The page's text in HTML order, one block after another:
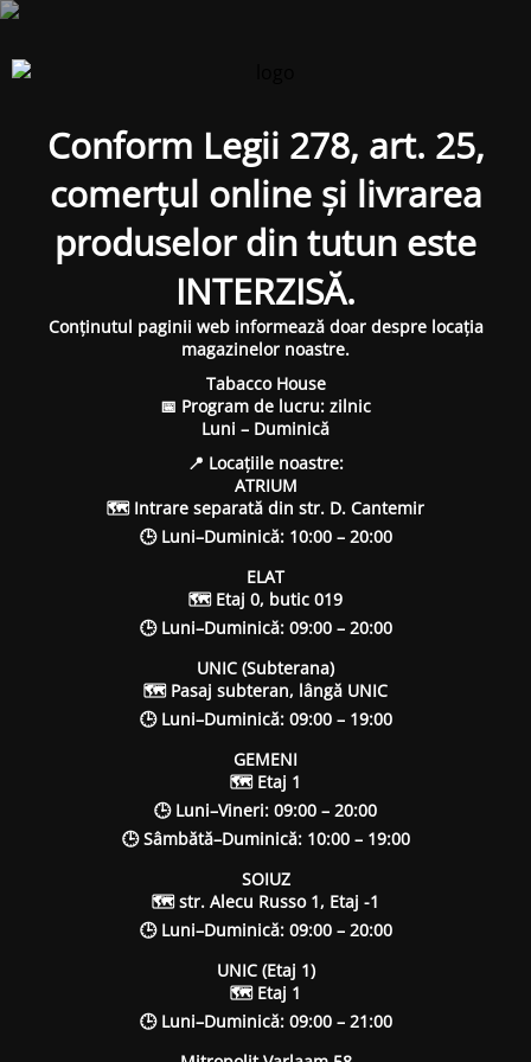
Conform Legii 278, art. 25,
comerțul online și livrarea
produselor din tutun este
INTERZISĂ.
Conținutul paginii web informează doar despre locația
magazinelor noastre.
Tabacco House
📅 Program de lucru: zilnic
Luni – Duminică
📍 Locațiile noastre:
ATRIUM
🗺 Intrare separată din str. D. Cantemir
🕒 Luni–Duminică: 10:00 – 20:00
ELAT
🗺 Etaj 0, butic 019
🕒 Luni–Duminică: 09:00 – 20:00
UNIC (Subterana)
🗺 Pasaj subteran, lângă UNIC
🕒 Luni–Duminică: 09:00 – 19:00
GEMENI
🗺 Etaj 1
🕒 Luni–Vineri: 09:00 – 20:00
🕒 Sâmbătă–Duminică: 10:00 – 19:00
SOIUZ
🗺 str. Alecu Russo 1, Etaj -1
🕒 Luni–Duminică: 09:00 – 20:00
UNIC (Etaj 1)
🗺 Etaj 1
🕒 Luni–Duminică: 09:00 – 21:00